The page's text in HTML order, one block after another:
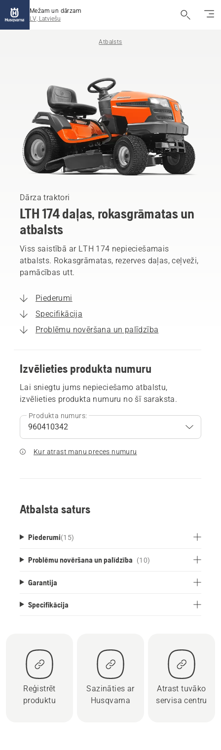
Mežam un dārzam
LV, Latviešu
Atbalsts
Dārza traktori
LTH 174 daļas, rokasgrāmatas un
atbalsts
Viss saistībā ar LTH 174 nepieciešamais
atbalsts. Rokasgrāmatas, rezerves daļas, ceļveži,
pamācības utt.
Piederumi
Specifikācija
Problēmu novēršana un palīdzība
Izvēlieties produkta numuru
Lai sniegtu jums nepieciešamo atbalstu,
izvēlieties produkta numuru no šī saraksta.
Produkta numurs:
Kur atrast manu preces numuru
Atbalsta saturs
Piederumi(15)
Problēmu novēršana un palīdzība (10)
Garantija
Specifikācija
Reģistrēt
produktu
Sazināties ar
Husqvarna
Atrast tuvāko
servisa centru